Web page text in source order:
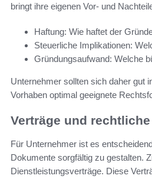
bringt ihre eigenen Vor- und
Haftung: Wie haftet der
Steuerliche Implikationen:
Gründungsaufwand: Welche
Unternehmer sollten sich daher gut
Vorhaben optimal geeignete
Verträge und
Für Unternehmer ist es
Dokumente sorgfältig zu gestalten.
Dienstleistungsverträge. Diese